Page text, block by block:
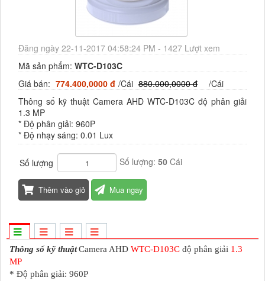
Đăng ngày 22-11-2017 04:58:24 PM - 1427 Lượt xem
Mã sản phẩm: WTC-D103C
Giá bán: 774.400,0000 đ /Cái 880.000,0000 đ
/Cái
Thông số kỹ thuật Camera AHD WTC-D103C độ phân giải
1.3 MP
* Độ phân giải: 960P
* Độ nhạy sáng: 0.01 Lux
Số lượng Số lượng: 50 Cái
Thêm vào giỏ Mua ngay
Thông số kỹ thuậtCamera AHD WTC-D103C độ phân giải 1.3
MP
* Độ phân giải: 960P